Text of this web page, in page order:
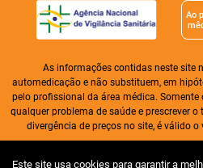
Este site usa cookies para garantir a
Ao
As informações contidas neste site
automedicação e não substituem, em
pelo profissional da área médica.
qualquer problema de saúde e prescrever
divergência de preços no site, é válido